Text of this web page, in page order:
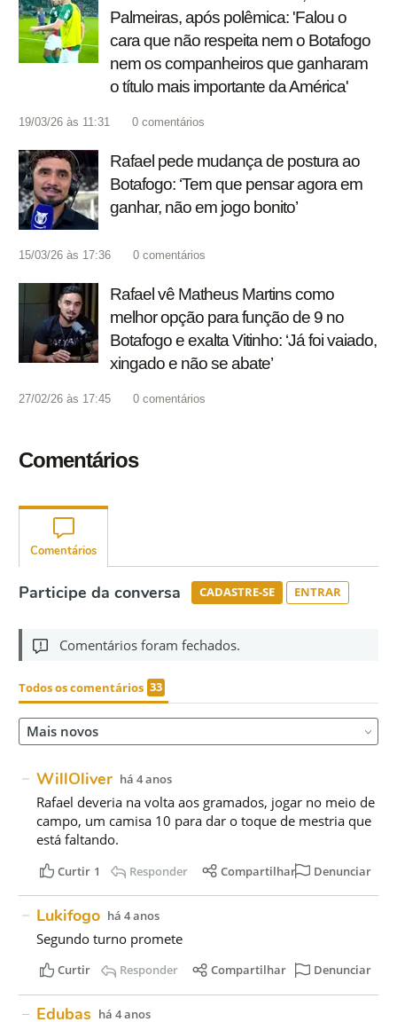
Palmeiras, após polêmica: 'Falou o
cara que não respeita nem o Botafogo
nem os companheiros que ganharam
o título mais importante da América'
19/03/26 às 11:31 0 comentários
Rafael pede mudança de postura ao
Botafogo: ‘Tem que pensar agora em
ganhar, não em jogo bonito’
15/03/26 às 17:36 0 comentários
Rafael vê Matheus Martins como
melhor opção para função de 9 no
Botafogo e exalta Vitinho: ‘Já foi vaiado,
xingado e não se abate’
27/02/26 às 17:45 0 comentários
Comentários